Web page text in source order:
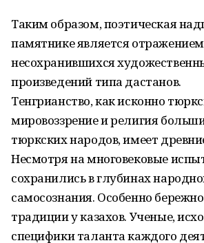
Таким образом, поэтическая
памятнике является отражением
несохранившихся
произведений типа дастанов.
Тенгрианство, как исконно
мировоззрение и религия
тюркских народов, имеет
Несмотря на многовековые
сохранились в глубинах
самосознания. Особенно
традиции у казахов. Ученые,
специфики таланта каждого